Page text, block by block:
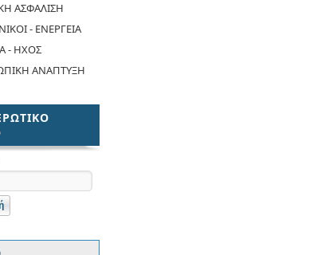
ΑΣΦΑΛΙΣΗ
- ΕΝΕΡΓΕΙΑ
- ΗΧΟΣ
ΑΝΑΠΤΥΞΗ